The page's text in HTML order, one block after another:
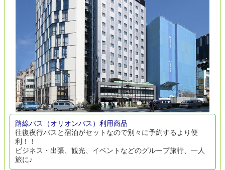
路線バス（オリオンバス）利用商品
往復夜行バスと宿泊がセットなので別々に予約するより便
利！！
ビジネス・出張、観光、イベントなどのグループ旅行、一人
旅に♪